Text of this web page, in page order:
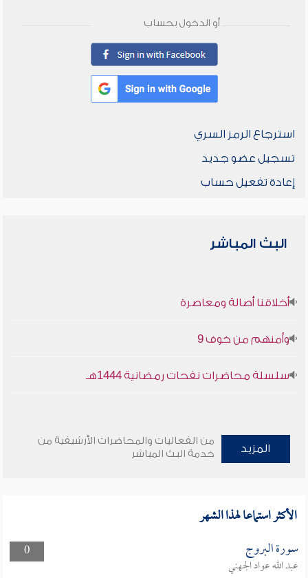
أو الدخول بحساب
استرجاع الرمز السري
تسجيل عضو جديد
إعادة تفعيل حساب
البث المباشر
أخلاقنا أصالة ومعاصرة
وأمنهم من خوف 9
سلسلة محاضرات نفحات رمضانية 1444هـ
المزيد
من الفعاليات والمحاضرات الأرشيفية من
خدمة البث المباشر
الأكثر استماعا لهذا الشهر
0 سورة البروج
عبد الله عواد الجهني